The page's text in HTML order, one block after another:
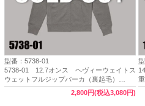
型番：5738-01
5738-01 12.7オンス ヘヴィーウェイトス
ウェットフルジップパーカ（裏起毛）
（XXL）【完売】
2,800円(税込3,080円)
1450-01